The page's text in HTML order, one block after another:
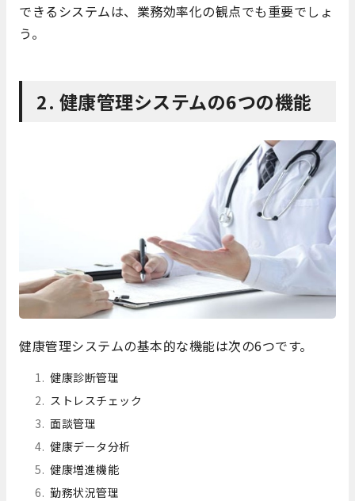
できるシステムは、業務効率化の観点でも重要でしょ
う。
2. 健康管理システムの6つの機能
健康管理システムの基本的な機能は次の6つです。
健康診断管理
ストレスチェック
面談管理
健康データ分析
健康増進機能
勤務状況管理